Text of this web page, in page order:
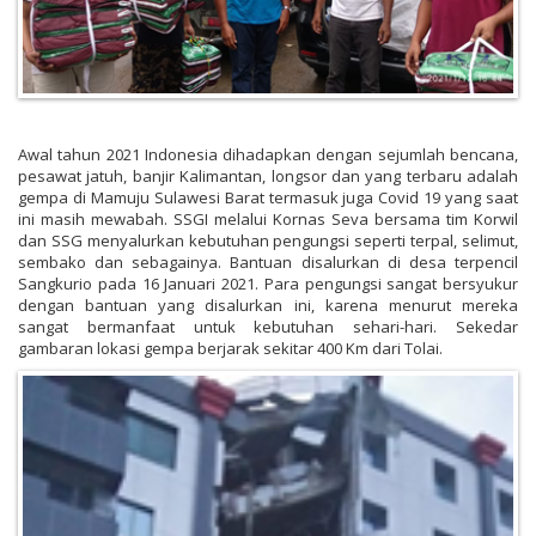
Awal tahun 2021 Indonesia dihadapkan dengan sejumlah bencana,
pesawat jatuh, banjir Kalimantan, longsor dan yang terbaru adalah
gempa di Mamuju Sulawesi Barat termasuk juga Covid 19 yang saat
ini masih mewabah. SSGI melalui Kornas Seva bersama tim Korwil
dan SSG menyalurkan kebutuhan pengungsi seperti terpal, selimut,
sembako dan sebagainya. Bantuan disalurkan di desa terpencil
Sangkurio pada 16 Januari 2021. Para pengungsi sangat bersyukur
dengan bantuan yang disalurkan ini, karena menurut mereka
sangat bermanfaat untuk kebutuhan sehari-hari. Sekedar
gambaran lokasi gempa berjarak sekitar 400 Km dari Tolai.